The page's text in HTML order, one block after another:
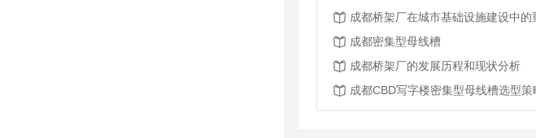
成都桥架厂在城市基础设施建设中的
成都密集型母线槽
成都桥架厂的发展历程和现状分析
成都CBD写字楼密集型母线槽选型策